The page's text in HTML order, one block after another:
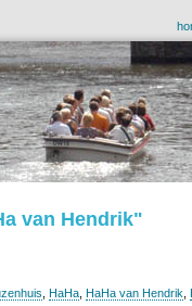
van Hendrik"
HaHa HaHa van Hendrik